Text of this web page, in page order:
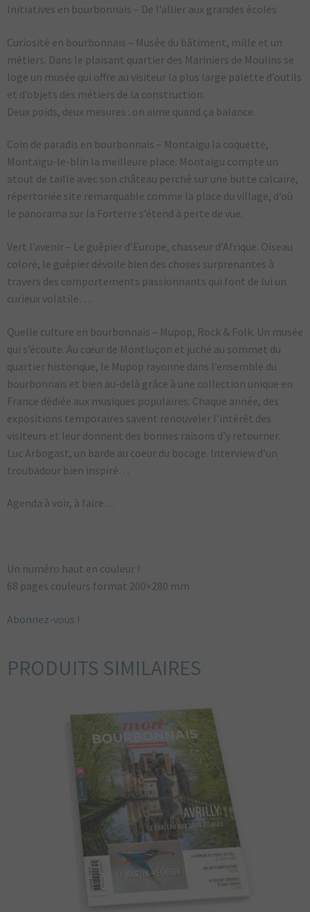
Initiatives en bourbonnais – De l’allier aux grandes écoles
Curiosité en bourbonnais – Musée du bâtiment, mille et un
métiers. Dans le plaisant quartier des Mariniers de Moulins se
loge un musée qui offre au visiteur la plus large palette d’outils
et d’objets des métiers de la construction.
Deux poids, deux mesures : on aime quand ça balance.
Coin de paradis en bourbonnais – Montaigu la coquette,
Montaigu-le-blin la meilleure place. Montaigu compte un
atout de taille avec son château perché sur une butte calcaire,
répertoriée site remarquable comme la place du village, d’où
le panorama sur la Forterre s’étend à perte de vue.
Vert l’avenir – Le guêpier d’Europe, chasseur d’Afrique. Oiseau
coloré, le guêpier dévoile bien des choses surprenantes à
travers des comportements passionnants qui font de lui un
curieux volatile…
Quelle culture en bourbonnais – Mupop, Rock & Folk. Un musée
qui s’écoute. Au cœur de Montluçon et juché au sommet du
quartier historique, le Mupop rayonne dans l’ensemble du
bourbonnais et bien au-delà grâce à une collection unique en
France dédiée aux musiques populaires. Chaque année, des
expositions temporaires savent renouveler l’intérêt des
visiteurs et leur donnent des bonnes raisons d’y retourner.
Luc Arbogast, un barde au coeur du bocage. Interview d’un
troubadour bien inspiré…
Agenda à voir, à faire…
Un numéro haut en couleur !
68 pages couleurs format 200×280 mm
Abonnez-vous !
PRODUITS SIMILAIRES